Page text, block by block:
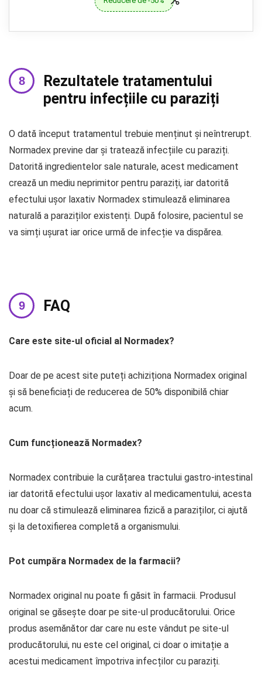
Rezultatele tratamentului
pentru infecțiile cu paraziți
O dată început tratamentul trebuie menținut și neîntrerupt.
Normadex previne dar și tratează infecțiile cu paraziți.
Datorită ingredientelor sale naturale, acest medicament
crează un mediu neprimitor pentru paraziți, iar datorită
efectului ușor laxativ Normadex stimulează eliminarea
naturală a paraziților existenți. După folosire, pacientul se
va simți ușurat iar orice urmă de infecție va dispărea.
FAQ
Care este site-ul oficial al Normadex?
Doar de pe acest site puteți achiziționa Normadex original
și să beneficiați de reducerea de 50% disponibilă chiar
acum.
Cum funcționează Normadex?
Normadex contribuie la curățarea tractului gastro-intestinal
iar datorită efectului ușor laxativ al medicamentului, acesta
nu doar că stimulează eliminarea fizică a paraziților, ci ajută
și la detoxifierea completă a organismului.
Pot cumpăra Normadex de la farmacii?
Normadex original nu poate fi găsit în farmacii. Produsul
original se găsește doar pe site-ul producătorului. Orice
produs asemănător dar care nu este vândut pe site-ul
producătorului, nu este cel original, ci doar o imitație a
acestui medicament împotriva infecților cu paraziți.